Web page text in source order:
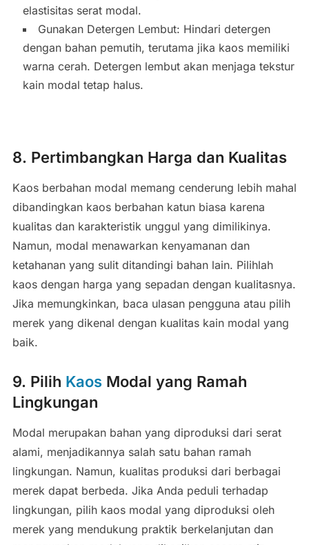
elastisitas serat modal.
Gunakan Detergen Lembut: Hindari detergen
dengan bahan pemutih, terutama jika kaos memiliki
warna cerah. Detergen lembut akan menjaga tekstur
kain modal tetap halus.
8. Pertimbangkan Harga dan Kualitas
Kaos berbahan modal memang cenderung lebih mahal
dibandingkan kaos berbahan katun biasa karena
kualitas dan karakteristik unggul yang dimilikinya.
Namun, modal menawarkan kenyamanan dan
ketahanan yang sulit ditandingi bahan lain. Pilihlah
kaos dengan harga yang sepadan dengan kualitasnya.
Jika memungkinkan, baca ulasan pengguna atau pilih
merek yang dikenal dengan kualitas kain modal yang
baik.
9. Pilih KaosModal yang Ramah
Lingkungan
Modal merupakan bahan yang diproduksi dari serat
alami, menjadikannya salah satu bahan ramah
lingkungan. Namun, kualitas produksi dari berbagai
merek dapat berbeda. Jika Anda peduli terhadap
lingkungan, pilih kaos modal yang diproduksi oleh
merek yang mendukung praktik berkelanjutan dan